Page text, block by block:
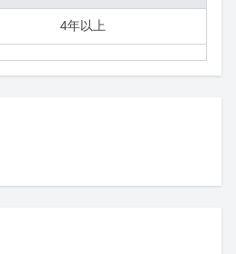
4年以上